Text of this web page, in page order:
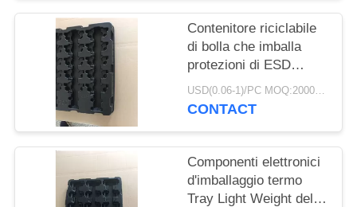
Contenitore riciclabile
di bolla che imballa
protezioni di ESD
spessore di 1.0mm - di
0.25mm
USD(0.06-1)/PC MOQ:2000pcs
CONTACT
Componenti elettronici
d'imballaggio termo
Tray Light Weight del